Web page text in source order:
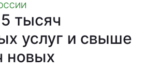
тысяч
услуг и свыше
новых